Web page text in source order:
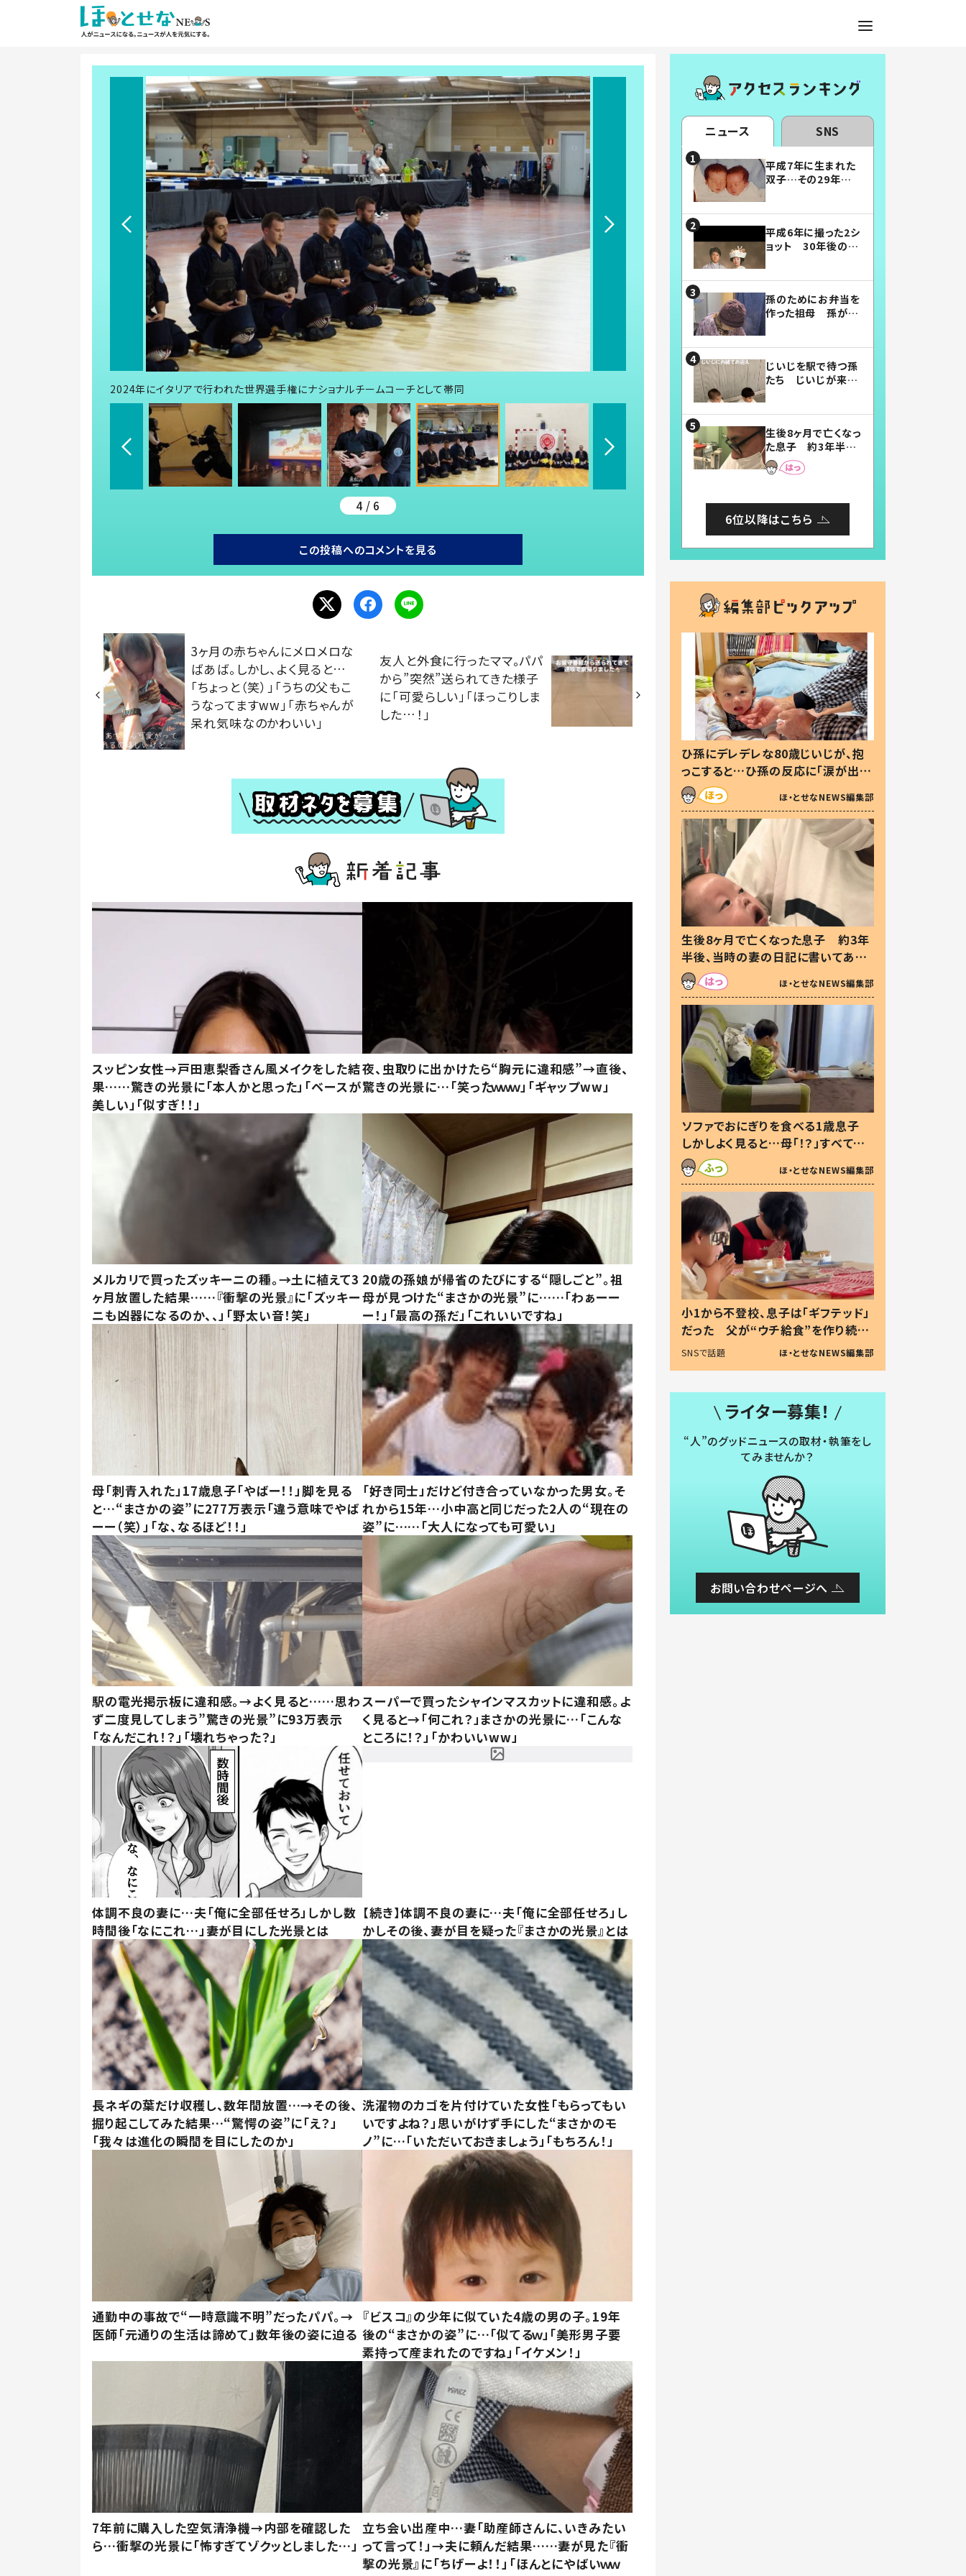
2024年にイタリアで行われた世界選手権にナショナルチームコーチとして帯同
4 / 6
この投稿へのコメントを見る
3ヶ月の赤ちゃんにメロメロな
ばあば。しかし、よく見ると…
「ちょっと（笑）」「うちの父もこ
うなってますww」「赤ちゃんが
呆れ気味なのかわいい」
友人と外食に行ったママ。パパ
から”突然”送られてきた様子
に「可愛らしい」「ほっこりしま
した…！」
スッピン女性→戸田恵梨香さん風メイクをした結
果……驚きの光景に「本人かと思った」「ベースが
美しい」「似すぎ！！」
夜、虫取りに出かけたら“胸元に違和感”→直後、
驚きの光景に…「笑ったｗｗｗ」「ギャップww」
メルカリで買ったズッキーニの種。→土に植えて3
ヶ月放置した結果……『衝撃の光景』に「ズッキー
ニも凶器になるのか、、」「野太い音！笑」
20歳の孫娘が帰省のたびにする“隠しごと”。祖
母が見つけた“まさかの光景”に……「わぁーー
ー！」「最高の孫だ」「これいいですね」
母「刺青入れた」17歳息子「やばー！！」脚を見る
と…“まさかの姿”に277万表示「違う意味でやば
ーー（笑）」「な、なるほど！！」
「好き同士」だけど付き合っていなかった男女。そ
れから15年…小中高と同じだった2人の“現在の
姿”に……「大人になっても可愛い」
駅の電光掲示板に違和感。→よく見ると……思わ
ず二度見してしまう”驚きの光景”に93万表示
「なんだこれ！？」「壊れちゃった？」
スーパーで買ったシャインマスカットに違和感。よ
く見ると→「何これ？」まさかの光景に…「こんな
ところに！？」「かわいいww」
体調不良の妻に…夫「俺に全部任せろ」しかし数
時間後「なにこれ…」妻が目にした光景とは
【続き】体調不良の妻に…夫「俺に全部任せろ」し
かしその後、妻が目を疑った『まさかの光景』とは
長ネギの葉だけ収穫し、数年間放置…→その後、
掘り起こしてみた結果…“驚愕の姿”に「え？」
「我々は進化の瞬間を目にしたのか」
洗濯物のカゴを片付けていた女性「もらってもい
いですよね？」思いがけず手にした“まさかのモ
ノ”に…「いただいておきましょう」「もちろん！」
通勤中の事故で“一時意識不明”だったパパ。→
医師「元通りの生活は諦めて」数年後の姿に迫る
『ビスコ』の少年に似ていた4歳の男の子。19年
後の“まさかの姿”に…「似てるｗ」「美形男子要
素持って産まれたのですね」「イケメン！」
7年前に購入した空気清浄機→内部を確認した
ら…衝撃の光景に「怖すぎてゾクッとしました…」
立ち会い出産中…妻「助産師さんに、いきみたい
って言って！」→夫に頼んだ結果……妻が見た『衝
撃の光景』に「ちげーよ！！」「ほんとにやばいｗｗ
ニュース SNS
平成7年に生まれた
双子…その29年後
平成6年に撮った2シ
ョット 30年後の姿
孫のためにお弁当を
作った祖母 孫が絶
じいじを駅で待つ孫
たち じいじが来た
まらない」「幸せにな
れる」
生後8ヶ月で亡くなっ
た息子 約3年半
後、当時の妻の日記
に書いてあった本音
6位以降はこちら
ひ孫にデレデレな80歳じいじが、抱
っこすると…ひ孫の反応に「涙が出ま
した」「可愛くて仕方ない」
ほ・とせなNEWS編集部
生後8ヶ月で亡くなった息子 約3年
半後、当時の妻の日記に書いてあっ
た本音とは
ほ・とせなNEWS編集部
ソファでおにぎりを食べる1歳息子
しかしよく見ると…母「！？」すべてを
察した母の投稿に「可愛いから許
す！」「現行犯〜」
ほ・とせなNEWS編集部
小1から不登校、息子は「ギフテッド」
だった 父が“ウチ給食”を作り続け
る理由とは #令和の親 #令和の子
SNSで話題 ほ・とせなNEWS編集部
ライター募集！
“人”のグッドニュースの取材・執筆をし
てみませんか？
お問い合わせページへ